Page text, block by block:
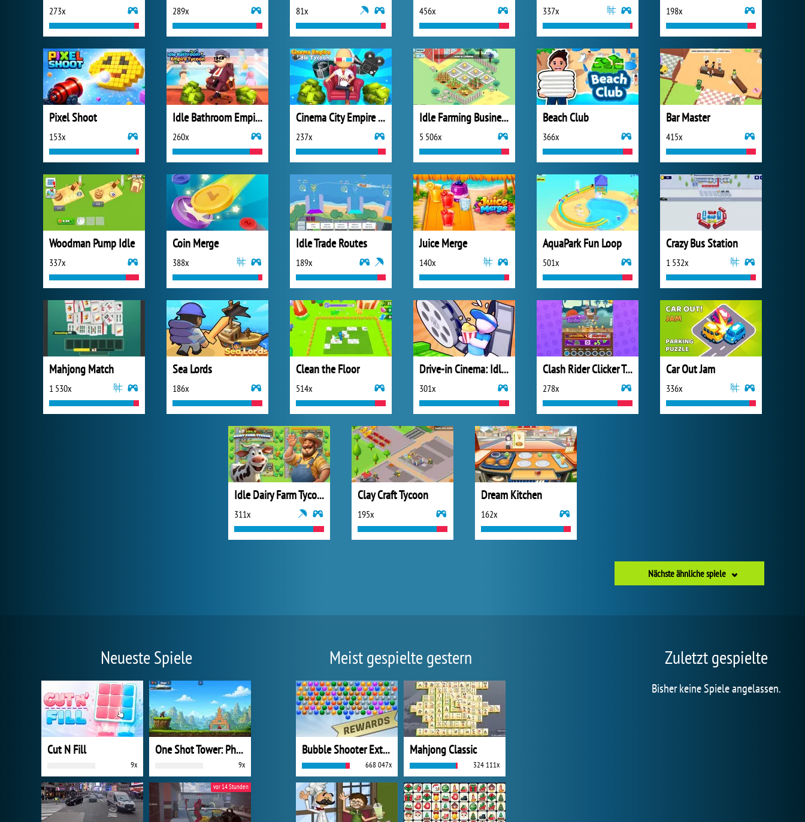
273x 289x 81x 456x 337x 198x
Pixel Shoot
153x
Idle Bathroom Empire Tycoon
260x
Cinema City Empire Idle Tycoon
237x
Idle Farming Business
5 506x
Beach Club
366x
Bar Master
415x
Woodman Pump Idle
337x
Coin Merge
388x
Idle Trade Routes
189x
Juice Merge
140x
AquaPark Fun Loop
501x
Crazy Bus Station
1 532x
Mahjong Match
1 530x
Sea Lords
186x
Clean the Floor
514x
Drive-in Cinema: Idle Game
301x
Clash Rider Clicker Tycoon
278x
Car Out Jam
336x
Idle Dairy Farm Tycoon
311x
Clay Craft Tycoon
195x
Dream Kitchen
162x
Nächste ähnliche spiele
Neueste Spiele
Cut N Fill
9x
One Shot Tower: Physics Destroyer
9x
vor 14 Stunden
Meist gespielte gestern
Bubble Shooter Extreme
668 047x
Mahjong Classic
324 111x
Zuletzt gespielte
Bisher keine Spiele angelassen.